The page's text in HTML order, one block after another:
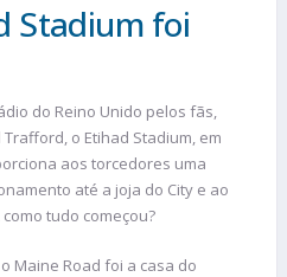
Stadium foi
do Reino Unido pelos fãs,
o Etihad Stadium, em
aos torcedores uma
até a joja do City e ao
tudo começou?
Maine Road foi a casa do